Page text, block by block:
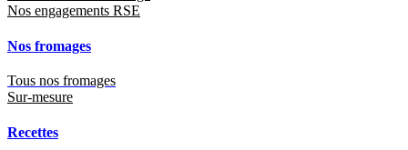
Nos engagements RSE
Nos fromages
Tous nos fromages
Sur-mesure
Recettes